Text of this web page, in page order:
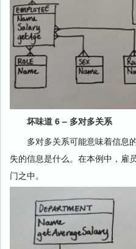
坏味道 6 – 多对多关系
多对多关系可能意味着信息
失的信息是什么。在本例中，雇
门之中。